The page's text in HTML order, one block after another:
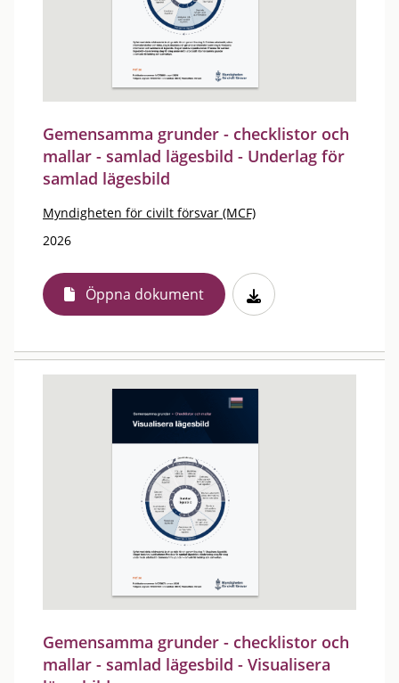
Gemensamma grunder - checklistor och
mallar - samlad lägesbild - Underlag för
samlad lägesbild
Myndigheten för civilt försvar (MCF)
2026
Öppna dokument
Gemensamma grunder - checklistor och
mallar - samlad lägesbild - Visualisera